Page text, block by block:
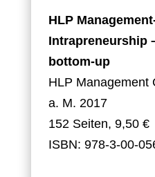
HLP
Intrapreneurship
bottom-up
HLP Management
a. M. 2017
152 Seiten, 9,50 €
ISBN: 978-3-00-